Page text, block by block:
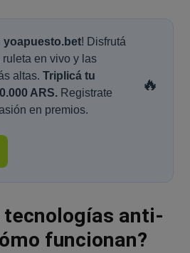
yoapuesto.bet! Disfrutá
en vivo y las
altas. Triplicá tu
ARS. Registrate
en premios.
🔥
tecnologías anti-
funcionan?